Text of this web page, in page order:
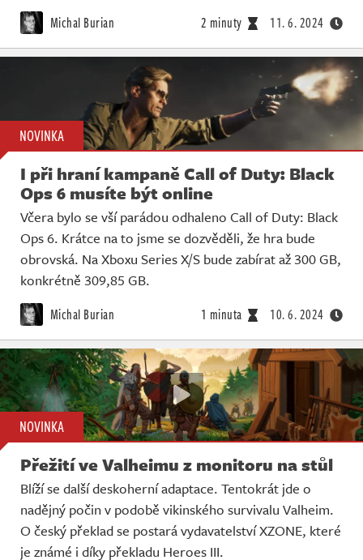
Michal Burian 2 minuty 11. 6. 2024
NOVINKA
I při hraní kampaně Call of Duty: Black
Ops 6 musíte být online
Včera bylo se vší parádou odhaleno Call of Duty: Black
Ops 6. Krátce na to jsme se dozvěděli, že hra bude
obrovská. Na Xboxu Series X/S bude zabírat až 300 GB,
konkrétně 309,85 GB.
Michal Burian 1 minuta 10. 6. 2024
NOVINKA
Přežití ve Valheimu z monitoru na stůl
Blíží se další deskoherní adaptace. Tentokrát jde o
nadějný počin v podobě vikinského survivalu Valheim.
O český překlad se postará vydavatelství XZONE, které
je známé i díky překladu Heroes III.